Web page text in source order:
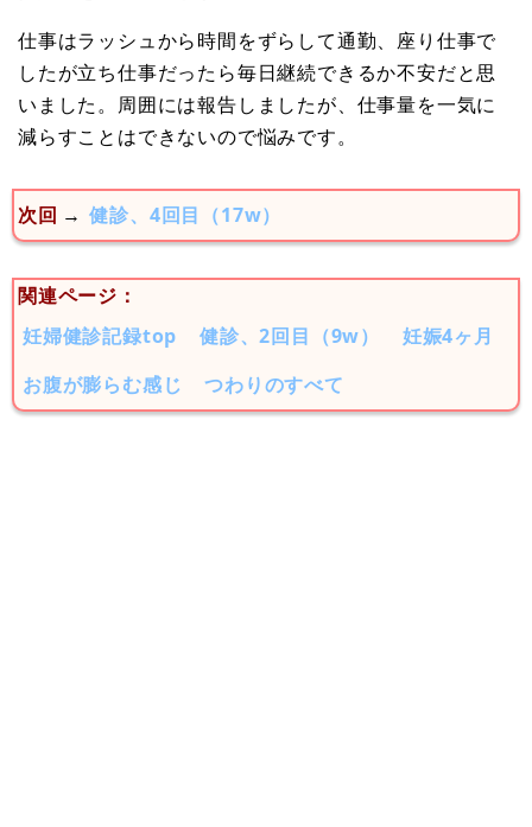
仕事はラッシュから時間をずらして通勤、座り仕事で
したが立ち仕事だったら毎日継続できるか不安だと思
いました。周囲には報告しましたが、仕事量を一気に
減らすことはできないので悩みです。
次回 → 健診、4回目（17w）
関連ページ：
妊婦健診記録top
健診、2回目（9w）
妊娠4ヶ月
お腹が膨らむ感じ
つわりのすべて